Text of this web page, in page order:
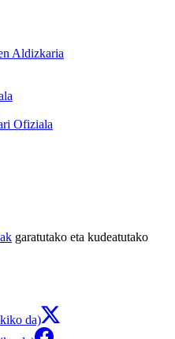
Aldizkaria
Ofiziala
garatutako eta kudeatutako
da)